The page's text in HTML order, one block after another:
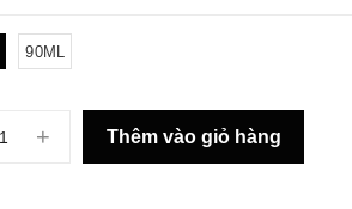
90ML
+ Thêm vào giỏ hàng